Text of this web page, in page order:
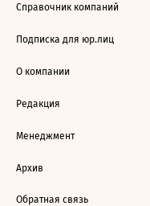
Справочник компаний
Подписка для юр.лиц
О компании
Редакция
Менеджмент
Архив
Обратная связь